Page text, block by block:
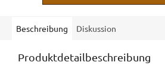
Beschreibung Diskussion
Produktdetailbeschreibung